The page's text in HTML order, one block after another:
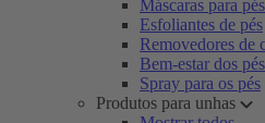
Máscaras para pés
Esfoliantes de pés
Removedores de
Bem-estar dos pés
Spray para os pés
Produtos para unhas